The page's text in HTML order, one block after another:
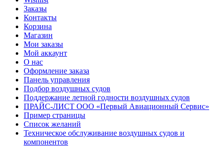
Заказы
Контакты
Корзина
Магазин
Мои заказы
Мой аккаунт
О нас
Оформление заказа
Панель управления
Подбор воздушных судов
Поддержание летной годности воздушных судов
ПРАЙС-ЛИСТ ООО «Первый Авиационный Сервис»
Пример страницы
Список желаний
Техническое обслуживание воздушных судов и
компонентов